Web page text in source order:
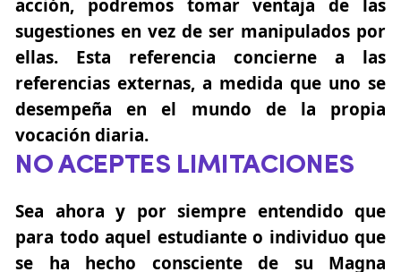
acción, podremos tomar ventaja de las
sugestiones en vez de ser manipulados por
ellas. Esta referencia concierne a las
referencias externas, a medida que uno se
desempeña en el mundo de la propia
vocación diaria.
NO ACEPTES LIMITACIONES
Sea ahora y por siempre entendido que
para todo aquel estudiante o individuo que
se ha hecho consciente de su Magna